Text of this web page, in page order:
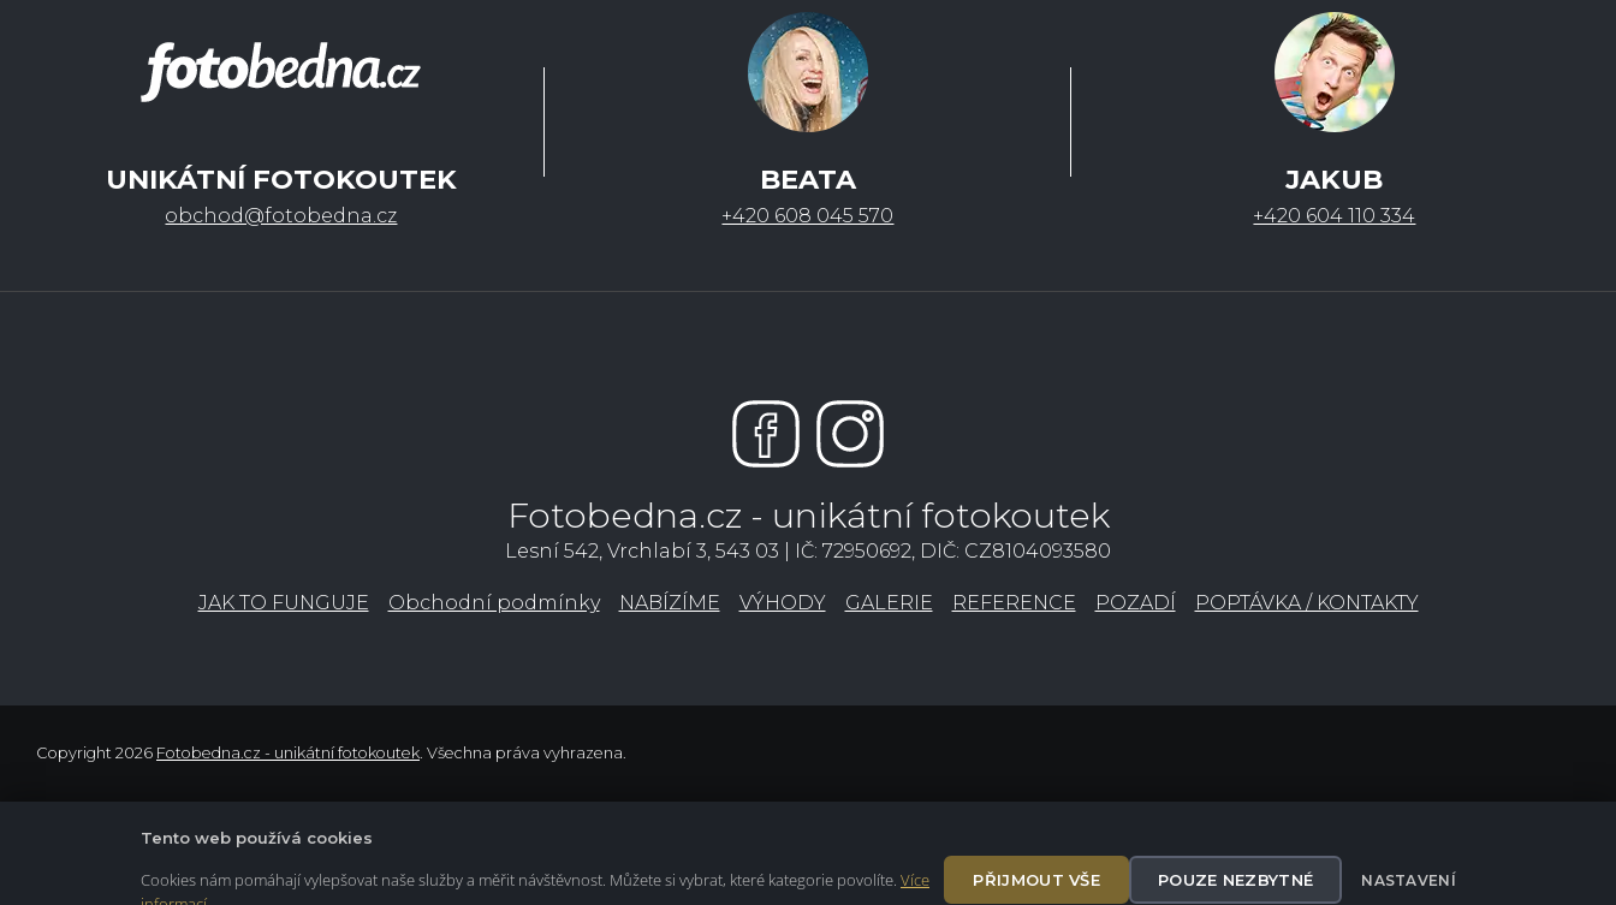
UNIKÁTNÍ FOTOKOUTEK
obchod@fotobedna.cz
BEATA
+420 608 045 570
JAKUB
+420 604 110 334
Fotobedna.cz - unikátní fotokoutek
Lesní 542, Vrchlabí 3, 543 03 | IČ: 72950692, DIČ: CZ8104093580
JAK TO FUNGUJE Obchodní podmínky NABÍZÍME VÝHODY GALERIE REFERENCE POZADÍ POPTÁVKA / KONTAKTY
Copyright 2026 Fotobedna.cz - unikátní fotokoutek. Všechna práva vyhrazena.
Tento web používá cookies
Cookies nám pomáhají vylepšovat naše služby a měřit návštěvnost. Můžete si vybrat, které kategorie povolíte. Více
PŘIJMOUT VŠE POUZE NEZBYTNÉ NASTAVENÍ